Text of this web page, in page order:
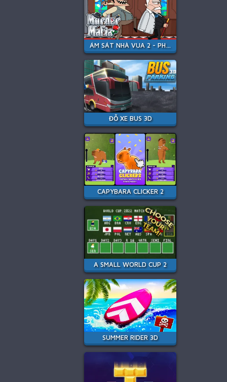
ÁM SÁT NHÀ VUA 2 - PHIÊN BẢN MAFIA
ĐỖ XE BUS 3D
CAPYBARA CLICKER 2
A SMALL WORLD CUP 2
SUMMER RIDER 3D